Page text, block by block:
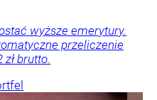
wyższe emerytury.
przeliczenie
brutto.